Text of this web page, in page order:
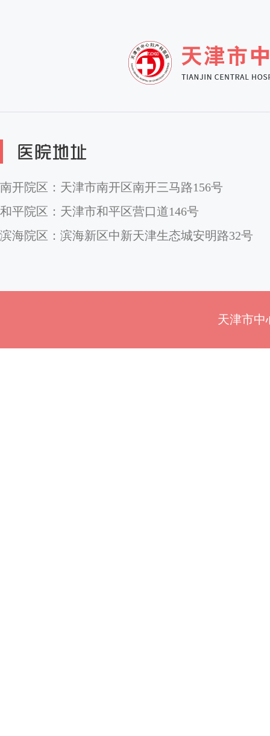
南开院区：天津市南开区南开三马路156号
和平院区：天津市和平区营口道146号
滨海院区：滨海新区中新天津生态城安明路32号
天津市中